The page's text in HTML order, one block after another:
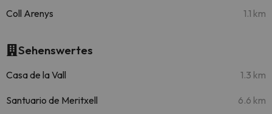
Coll Arenys 1.1 km
Sehenswertes
Casa de la Vall 1.3 km
Santuario de Meritxell 6.6 km